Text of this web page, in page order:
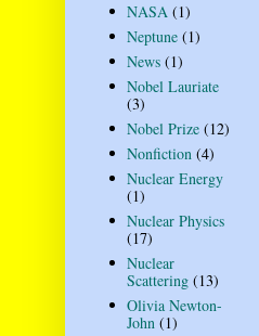
NASA (1)
Neptune (1)
News (1)
Nobel Lauriate
(3)
Nobel Prize (12)
Nonfiction (4)
Nuclear Energy
(1)
Nuclear Physics
(17)
Nuclear
Scattering (13)
Olivia Newton-
John (1)